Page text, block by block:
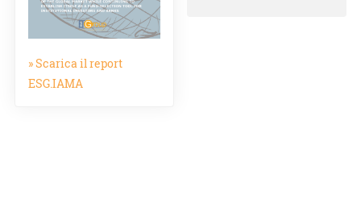
» Scarica il report
ESG.IAMA